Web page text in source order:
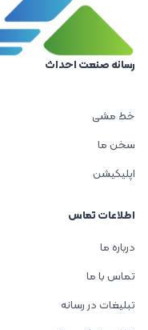
رسانه صنعت احداث
خط مشی
سخن ما
اپلیکیشن
اطلاعات تماس
درباره ما
تماس با ما
تبلیغات در رسانه